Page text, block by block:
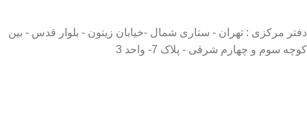
دفتر مرکزی : تهران - ستاری شمال -خیابان زیتون - بلوار قدس - بین
کوچه سوم و چهارم شرقی - پلاک 7- واحد 3